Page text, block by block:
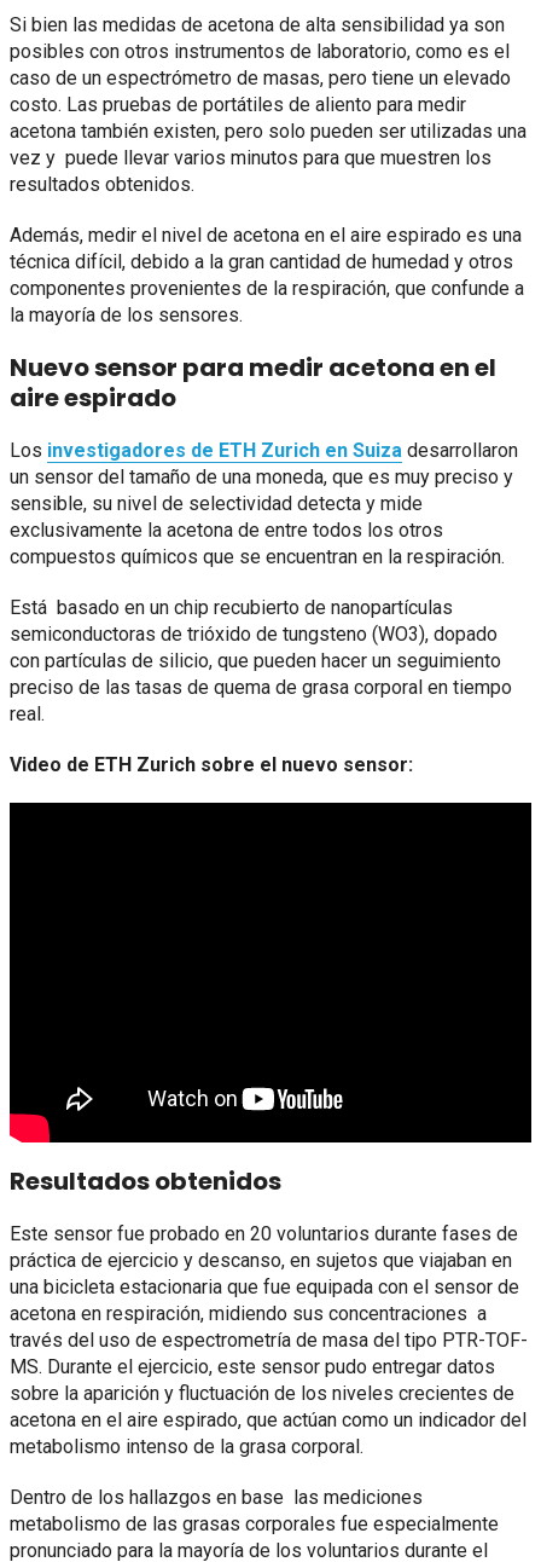
Si bien las medidas de acetona de alta sensibilidad ya son
posibles con otros instrumentos de laboratorio, como es el
caso de un espectrómetro de masas, pero tiene un elevado
costo. Las pruebas de portátiles de aliento para medir
acetona también existen, pero solo pueden ser utilizadas una
vez y puede llevar varios minutos para que muestren los
resultados obtenidos.
Además, medir el nivel de acetona en el aire espirado es una
técnica difícil, debido a la gran cantidad de humedad y otros
componentes provenientes de la respiración, que confunde a
la mayoría de los sensores.
Nuevo sensor para medir acetona en el
aire espirado
Los investigadores de ETH Zurich en Suiza desarrollaron
un sensor del tamaño de una moneda, que es muy preciso y
sensible, su nivel de selectividad detecta y mide
exclusivamente la acetona de entre todos los otros
compuestos químicos que se encuentran en la respiración.
Está basado en un chip recubierto de nanopartículas
semiconductoras de trióxido de tungsteno (WO3), dopado
con partículas de silicio, que pueden hacer un seguimiento
preciso de las tasas de quema de grasa corporal en tiempo
real.
Video de ETH Zurich sobre el nuevo sensor:
Resultados obtenidos
Este sensor fue probado en 20 voluntarios durante fases de
práctica de ejercicio y descanso, en sujetos que viajaban en
una bicicleta estacionaria que fue equipada con el sensor de
acetona en respiración, midiendo sus concentraciones a
través del uso de espectrometría de masa del tipo PTR-TOF-
MS. Durante el ejercicio, este sensor pudo entregar datos
sobre la aparición y fluctuación de los niveles crecientes de
acetona en el aire espirado, que actúan como un indicador del
metabolismo intenso de la grasa corporal.
Dentro de los hallazgos en base las mediciones
metabolismo de las grasas corporales fue especialmente
pronunciado para la mayoría de los voluntarios durante el